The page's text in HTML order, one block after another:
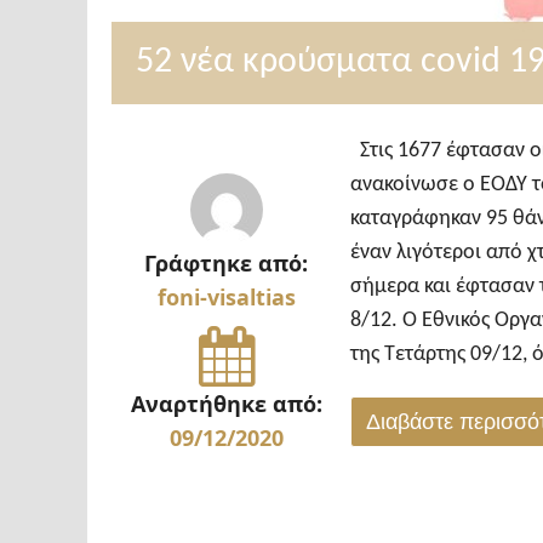
52 νέα κρούσματα covid
Γράφτηκε από:
foni-visaltias
Αναρτήθηκε από:
09/12/2020
Στις 1677 έφτασαν
ανακοίνωσε ο ΕΟΔΥ
καταγράφηκαν 95
έναν λιγότεροι από
σήμερα και έφτασαν
8/12. Ο Εθνικός
της Τετάρτης 09/12,
Διαβάστε